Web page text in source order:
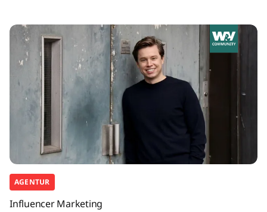
AGENTUR
Influencer Marketing